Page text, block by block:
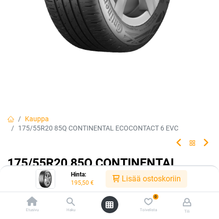
Hinta:
195,50 € Lisää ostoskoriin
Etusivu Haku
0
Toivelista Tili
Kauppa
175/55R20 85Q CONTINENTAL ECOCONTACT 6 EVC
175/55R20 85Q CONTINENTAL
ECOCONTACT 6 EVC
Saavuta enemmän renkaalla, joka tarvitsee vähemmän.
Tuotekoodi:232083